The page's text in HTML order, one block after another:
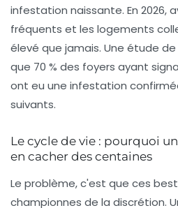
infestation naissante. En 2026,
fréquents et les logements
élevé que jamais. Une étude de
que 70 % des foyers ayant
ont eu une infestation
suivants.
Le cycle de vie : pourquoi
en cacher des centaines
Le problème, c'est que ces
championnes de la discrétion.